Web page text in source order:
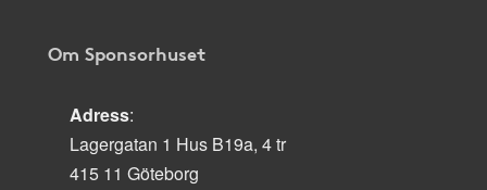
Om Sponsorhuset
Adress:
Lagergatan 1 Hus B19a, 4 tr
415 11 Göteborg